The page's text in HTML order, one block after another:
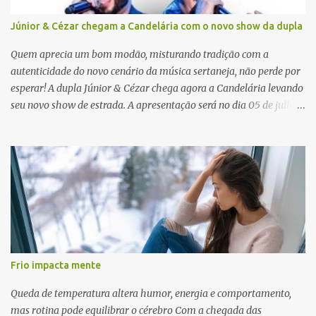
Júnior & Cézar chegam a Candelária com o novo show da dupla
Quem aprecia um bom modão, misturando tradição com a
autenticidade do novo cenário da música sertaneja, não perde por
esperar! A dupla Júnior & Cézar chega agora a Candelária levando
seu novo show de estrada. A apresentação será no dia 05 de julho
barriga diferente. O projeto ‘Simplesmente’ ainda nem foi lançado
por completo e já ver o público cantando com a gente, show após
show, é algo surreal. Muita gente que nos acompanha, desde os
tempos de ‘Clone’ e ‘Golzinho Quadrado’ e, poder seguir juntos
agora, nessa caminhada com ‘Fraquinho de Aparência’, é
gratificante”, comentam os cantores. Além de rodar várias regiões
do Brasil com a agenda de shows, Júnior & Cézar estão lançando
"Simplesmente". O projeto nasceu em 2024, contendo 14 faixas
inéditas, com direção criativa de Fernando Trevisan (Catatau) e
direção musical de Eduardo Pepato....
Frio impacta mente
Queda de temperatura altera humor, energia e comportamento,
mas rotina pode equilibrar o cérebro Com a chegada das